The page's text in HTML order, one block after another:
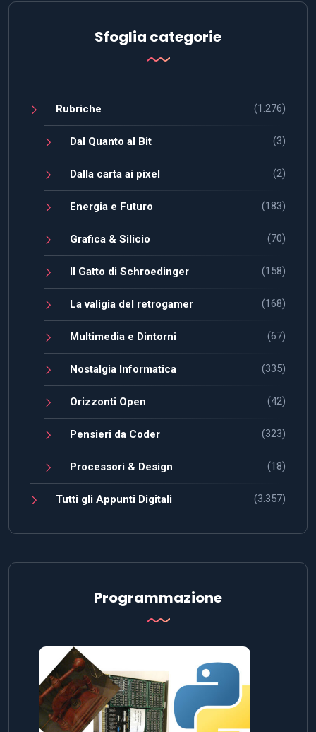
Sfoglia categorie
Rubriche (1.276)
Dal Quanto al Bit (3)
Dalla carta ai pixel (2)
Energia e Futuro (183)
Grafica & Silicio (70)
Il Gatto di Schroedinger (158)
La valigia del retrogamer (168)
Multimedia e Dintorni (67)
Nostalgia Informatica (335)
Orizzonti Open (42)
Pensieri da Coder (323)
Processori & Design (18)
Tutti gli Appunti Digitali (3.357)
Programmazione